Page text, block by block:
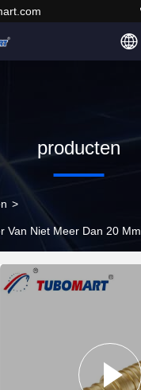
producten
>
Van Niet Meer Dan 20 Mm